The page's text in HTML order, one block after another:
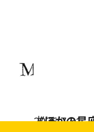
2026.7.31
《ほかの星
占い